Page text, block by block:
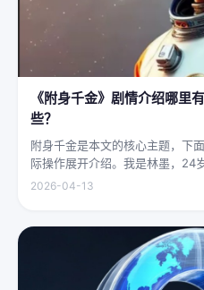
《附身千金》剧情介绍哪里
些？
附身千金是本文的核心主题，下
际操作展开介绍。我是林墨，24
晨四点赶完一本豪门甜宠文的大
2026-04-13